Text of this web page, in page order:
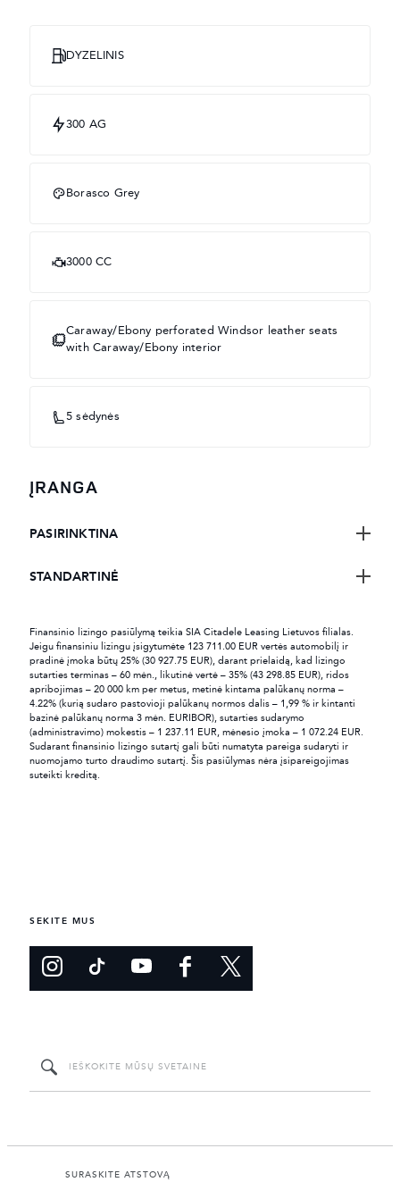
DYZELINIS
300 AG
Borasco Grey
3000 CC
Caraway/Ebony perforated Windsor leather seats
with Caraway/Ebony interior
5 sėdynės
ĮRANGA
PASIRINKTINA
STANDARTINĖ
Finansinio lizingo pasiūlymą teikia SIA Citadele Leasing Lietuvos filialas.
Jeigu finansiniu lizingu įsigytumėte 123 711.00 EUR vertės automobilį ir
pradinė įmoka būtų 25% (30 927.75 EUR), darant prielaidą, kad lizingo
sutarties terminas – 60 mėn., likutinė vertė – 35% (43 298.85 EUR), ridos
apribojimas – 20 000 km per metus, metinė kintama palūkanų norma –
4.22% (kurią sudaro pastovioji palūkanų normos dalis – 1,99 % ir kintanti
bazinė palūkanų norma 3 mėn. EURIBOR), sutarties sudarymo
(administravimo) mokestis – 1 237.11 EUR, mėnesio įmoka – 1 072.24 EUR.
Sudarant finansinio lizingo sutartį gali būti numatyta pareiga sudaryti ir
nuomojamo turto draudimo sutartį. Šis pasiūlymas nėra įsipareigojimas
suteikti kreditą.
SEKITE MUS
SURASKITE ATSTOVĄ